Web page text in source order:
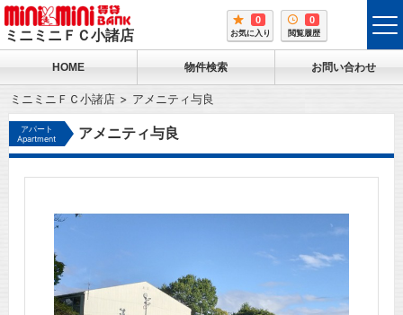
ミニミニＦＣ小諸店
0
お気に入り
0
閲覧履歴
HOME 物件検索 お問い合わせ
ミニミニＦＣ小諸店 アメニティ与良
アパート
Apartment
アメニティ与良